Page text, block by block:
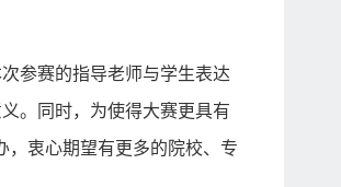
参赛的指导老师与学生表达
。同时，为使得大赛更具有
，衷心期望有更多的院校、专